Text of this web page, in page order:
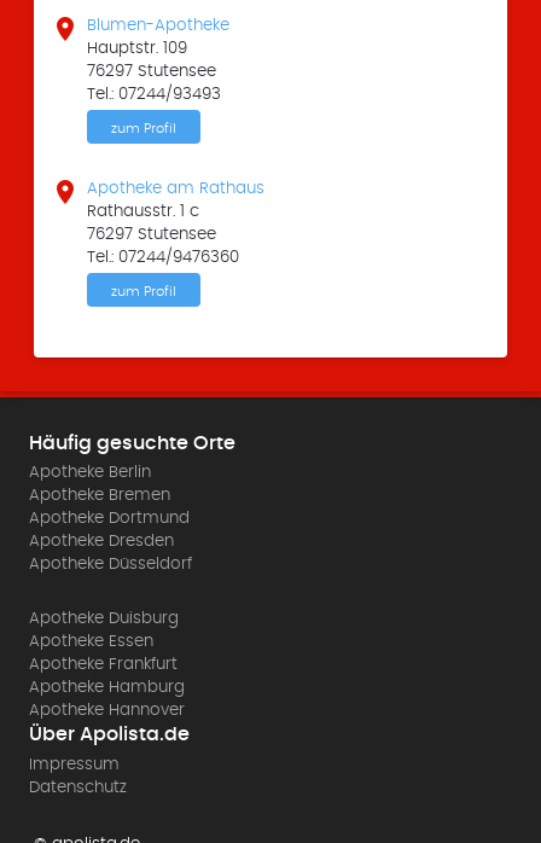

Blumen-Apotheke
Hauptstr. 109
76297 Stutensee
Tel.: 07244/93493
zum Profil

Apotheke am Rathaus
Rathausstr. 1 c
76297 Stutensee
Tel.: 07244/9476360
zum Profil
Häufig gesuchte Orte
Apotheke Berlin
Apotheke Bremen
Apotheke Dortmund
Apotheke Dresden
Apotheke Düsseldorf
Apotheke Duisburg
Apotheke Essen
Apotheke Frankfurt
Apotheke Hamburg
Apotheke Hannover
Über Apolista.de
Impressum
Datenschutz